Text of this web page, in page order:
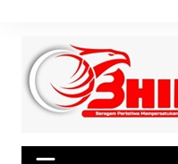
content